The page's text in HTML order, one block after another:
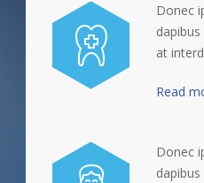
Donec
at
Read
Donec